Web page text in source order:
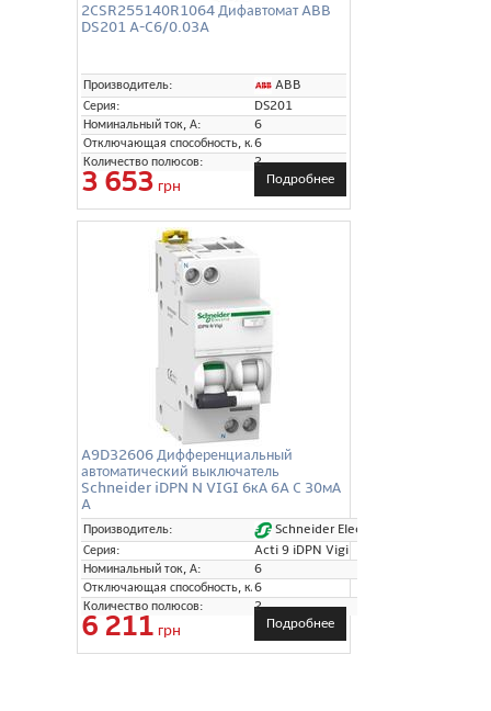
2CSR255140R1064 Дифавтомат ABB
DS201 A-C6/0.03A
Производитель:
ABB
Серия:
DS201
Номинальный ток, А:
6
Отключающая способность, кА:
6
Количество полюсов:
2
3 653 грн Подробнее
A9D32606 Дифференциальный
автоматический выключатель
Schneider iDPN N VIGI 6кА 6A C 30мА
A
Производитель:
Schneider Electric
Серия:
Acti 9 iDPN Vigi
Номинальный ток, А:
6
Отключающая способность, кА:
6
Количество полюсов:
2
6 211 грн Подробнее